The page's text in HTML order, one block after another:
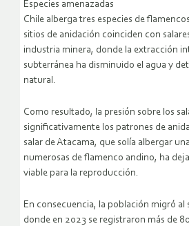
Especies amenazadas
Chile alberga tres especies de
sitios de anidación coinciden con
industria minera, donde la extracción
subterránea ha disminuido el agua y
natural.
Como resultado, la presión sobre los
significativamente los patrones de
salar de Atacama, que solía albergar
numerosas de flamenco andino, ha
viable para la reproducción.
En consecuencia, la población migró al
donde en 2023 se registraron más de